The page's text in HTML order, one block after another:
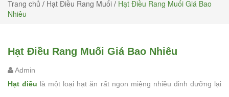
Trang chủ / Hạt Điều Rang Muối / Hạt Điều Rang Muối Giá Bao
Nhiêu
Hạt Điều Rang Muối Giá Bao Nhiêu
Admin
Hạt điều là một loại hạt ăn rất ngon miệng nhiều dinh dưỡng lại